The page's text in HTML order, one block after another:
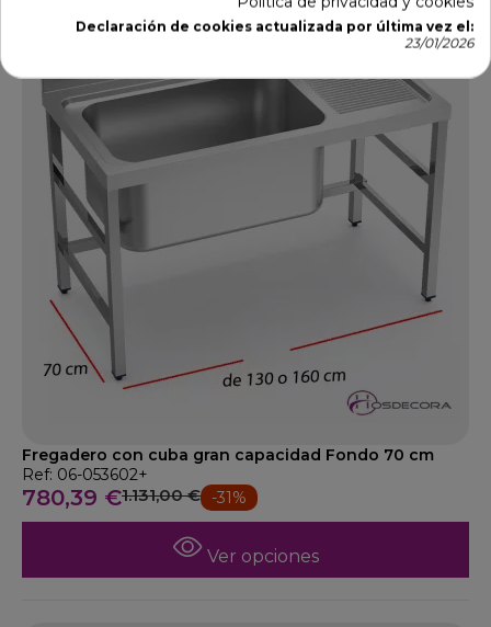
Fregadero con cuba gran capacidad Fondo 70 cm
Ref: 06-053602+
780,39 €1.131,00 € -31%
Ver opciones
Declaración de cookies actualizada por última vez el:
23/01/2026